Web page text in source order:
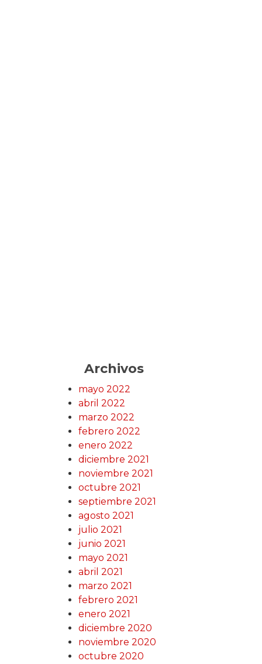
Archivos
mayo 2022
abril 2022
marzo 2022
febrero 2022
enero 2022
diciembre 2021
noviembre 2021
octubre 2021
septiembre 2021
agosto 2021
julio 2021
junio 2021
mayo 2021
abril 2021
marzo 2021
febrero 2021
enero 2021
diciembre 2020
noviembre 2020
octubre 2020